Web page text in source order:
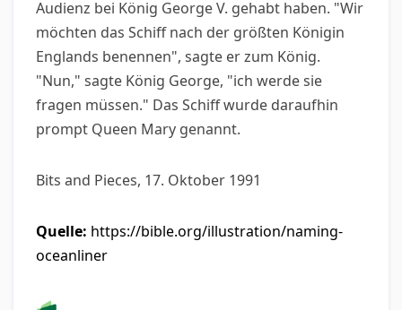
Audienz bei König George V. gehabt haben. "Wir
möchten das Schiff nach der größten Königin
Englands benennen", sagte er zum König.
"Nun," sagte König George, "ich werde sie
fragen müssen." Das Schiff wurde daraufhin
prompt Queen Mary genannt.
Bits and Pieces, 17. Oktober 1991
Quelle: https://bible.org/illustration/naming-
oceanliner